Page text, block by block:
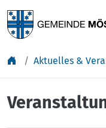
Aktuelles &